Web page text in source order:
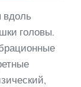
вдоль
головы.